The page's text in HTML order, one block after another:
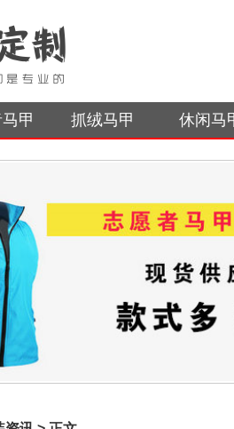
甲 抓绒马甲 休闲马